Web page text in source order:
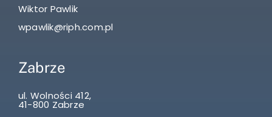
Wiktor Pawlik
wpawlik@riph.com.pl
Zabrze
ul. Wolności 412,
41-800 Zabrze